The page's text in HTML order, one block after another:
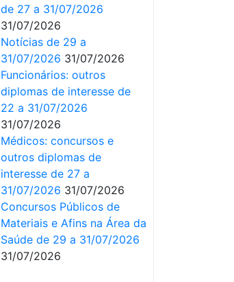
de 27 a 31/07/2026
31/07/2026
Notícias de 29 a
31/07/2026 31/07/2026
Funcionários: outros
diplomas de interesse de
22 a 31/07/2026
31/07/2026
Médicos: concursos e
outros diplomas de
interesse de 27 a
31/07/2026 31/07/2026
Concursos Públicos de
Materiais e Afins na Área da
Saúde de 29 a 31/07/2026
31/07/2026